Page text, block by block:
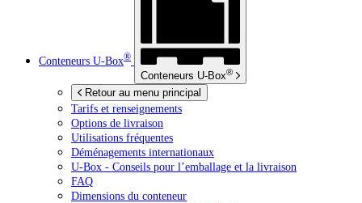
Conteneurs U-Box®
Conteneurs U-Box®
Retour au menu principal
Tarifs et renseignements
Options de livraison
Utilisations fréquentes
Déménagements internationaux
U-Box - Conseils pour l’emballage et la livraison
FAQ
Dimensions du conteneur